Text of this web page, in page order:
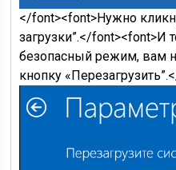
</font><font>Нужно
загрузки”.</font><font>И
безопасный режим, вам
кнопку